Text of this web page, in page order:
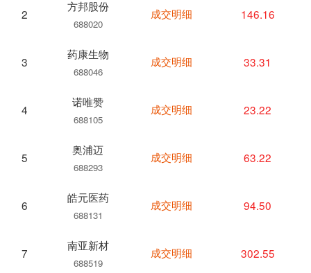
2
方邦股份
688020
3
药康生物
688046
4
诺唯赞
688105
5
奥浦迈
688293
6
皓元医药
688131
7
南亚新材
688519
成交明细 146.16
成交明细 33.31
成交明细 23.22
成交明细 63.22
成交明细 94.50
成交明细 302.55